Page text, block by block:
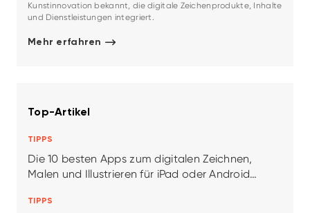
Kunstinnovation bekannt, die digitale Zeichenprodukte, Inhalte
und Dienstleistungen integriert.
Mehr erfahren
Top-Artikel
TIPPS
Die 10 besten Apps zum digitalen Zeichnen,
Malen und Illustrieren für iPad oder Android
TIPPS